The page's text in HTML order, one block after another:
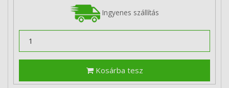
Ingyenes szállítás
Kosárba tesz